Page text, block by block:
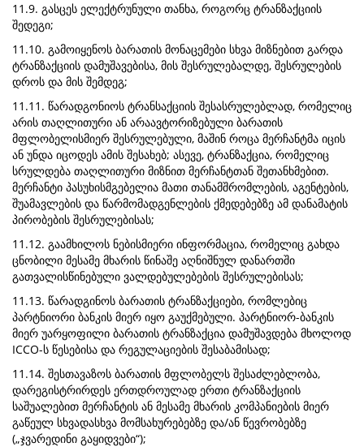
11.9. გასცეს ელექტრუნული თანხა, როგორც ტრანზაქციის
შედეგი;
11.10. გამოიყენოს ბარათის მონაცემები სხვა მიზნებით გარდა
ტრანზაქციის დამუშავებისა, მის შესრულებალდე, შესრულების
დროს და მის შემდეგ;
11.11. წარადგონიოს ტრანსაქციის შესასრულებლად, რომელიც
არის თაღლითური ან არაავტორიზებული ბარათის
მფლობელისმიერ შესრულებული, მაშინ როცა მერჩანტმა იცის
ან უნდა იცოდეს ამის შესახებ; ასევე, ტრანზაქცია, რომელიც
სრულდება თაღლითური მიზნით მერჩანტთან შეთანხმებით.
მერჩანტი პასუხისმგებელია მათი თანამშრომლების, აგენტების,
შუამავლების და წარმომადგენლების ქმედებებზე ამ დანამატის
პირობების შესრულებისას;
11.12. გაამხილოს ნებისმიერი ინფორმაცია, რომელიც გახდა
ცნობილი მესამე მხარის წინაშე აღნიშნულ დანართში
გათვალისწინებული ვალდებულებების შესრულებისას;
11.13. წარადგინოს ბარათის ტრანზაქციები, რომლებიც
პარტნიორი ბანკის მიერ იყო გაუქმებული. პარტნიორ-ბანკის
მიერ უარყოფილი ბარათის ტრანზაქცია დამუშავდება მხოლოდ
ICCO-ს წესებისა და რეგულაციების შესაბამისად;
11.14. შესთავაზოს ბარათის მფლობელს შესაძლებლობა,
დარეგისტრირდეს ერთდროულად ერთი ტრანზაქციის
საშუალებით მერჩანტის ან მესამე მხარის კომპანიების მიერ
გაწეულ სხვადასხვა მომსახურებებზე და/ან წევრობებზე
(„ჯვარედინი გაყიდვები“);